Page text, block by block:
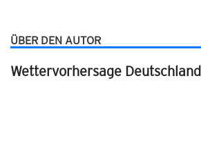
ÜBER DEN AUTOR
Wettervorhersage Deutschland